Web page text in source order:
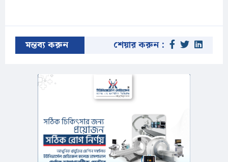
মন্তব্য করুন শেয়ার করুন :